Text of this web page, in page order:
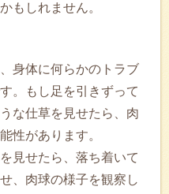
もしれません。
身体に何らかのトラブ
。もし足を引きずって
な仕草を見せたら、肉
性があります。
見せたら、落ち着いて
、肉球の様子を観察し